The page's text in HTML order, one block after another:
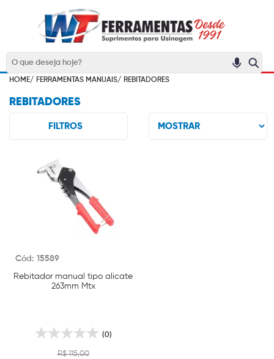
HOME/ FERRAMENTAS MANUAIS/ REBITADORES
REBITADORES
FILTROS
Cód: 15589
Rebitador manual tipo alicate
263mm Mtx
(0)
R$ 115,00